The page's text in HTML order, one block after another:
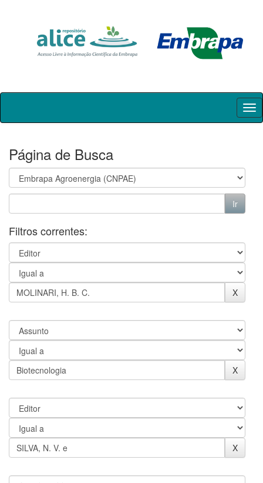
Skip
Página de Busca
Filtros correntes: